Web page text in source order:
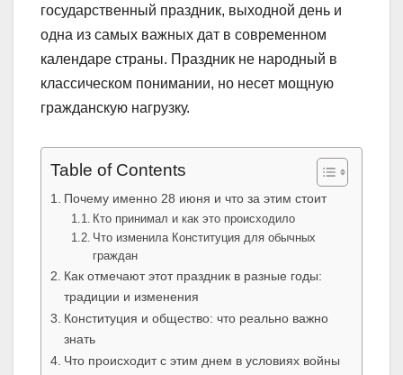
государственный праздник, выходной день и
одна из самых важных дат в современном
календаре страны. Праздник не народный в
классическом понимании, но несет мощную
гражданскую нагрузку.
Table of Contents
Почему именно 28 июня и что за этим стоит
Кто принимал и как это происходило
Что изменила Конституция для обычных
граждан
Как отмечают этот праздник в разные годы:
традиции и изменения
Конституция и общество: что реально важно
знать
Что происходит с этим днем в условиях войны